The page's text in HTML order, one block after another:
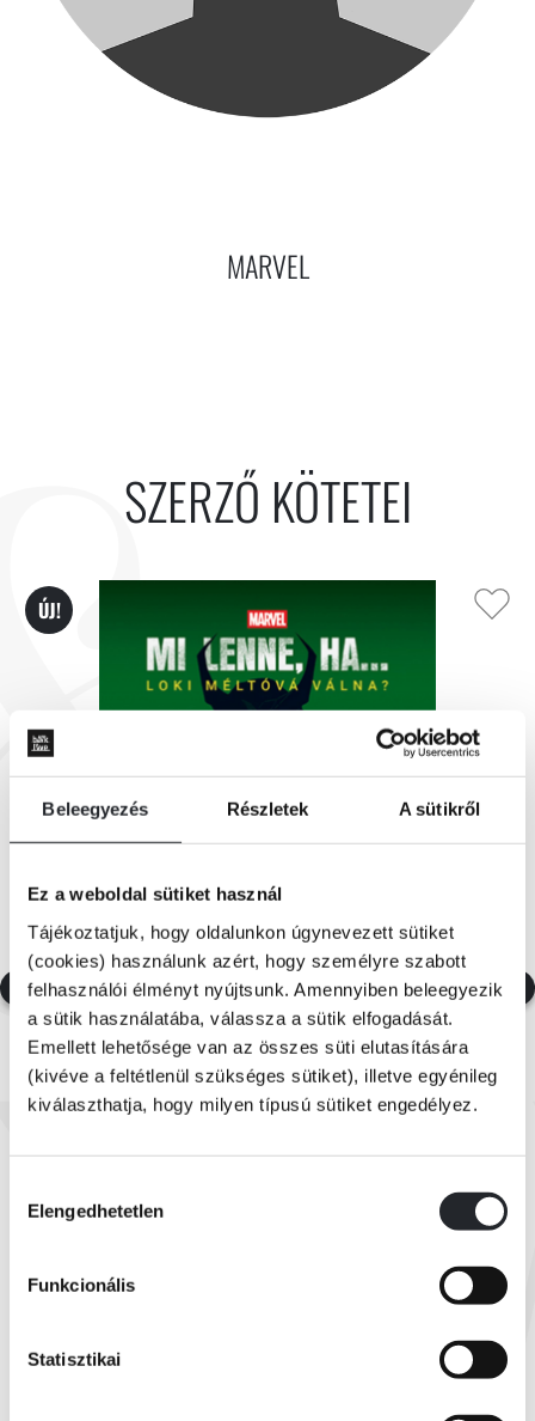
Beleegyezés Részletek A sütikről
Ez a weboldal sütiket használ
Tájékoztatjuk, hogy oldalunkon úgynevezett sütiket
(cookies) használunk azért, hogy személyre szabott
felhasználói élményt nyújtsunk. Amennyiben beleegyezik
a sütik használatába, válassza a sütik elfogadását.
Emellett lehetősége van az összes süti elutasítására
(kivéve a feltétlenül szükséges sütiket), illetve egyénileg
kiválaszthatja, hogy milyen típusú sütiket engedélyez.
kiválasztása
Elengedhetetlen
Funkcionális
Statisztikai
MARVEL
SZERZŐ KÖTETEI
ÚJ!
Készleten